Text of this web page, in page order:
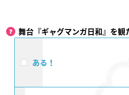
舞台『ギャグマンガ日和』を観
ある！